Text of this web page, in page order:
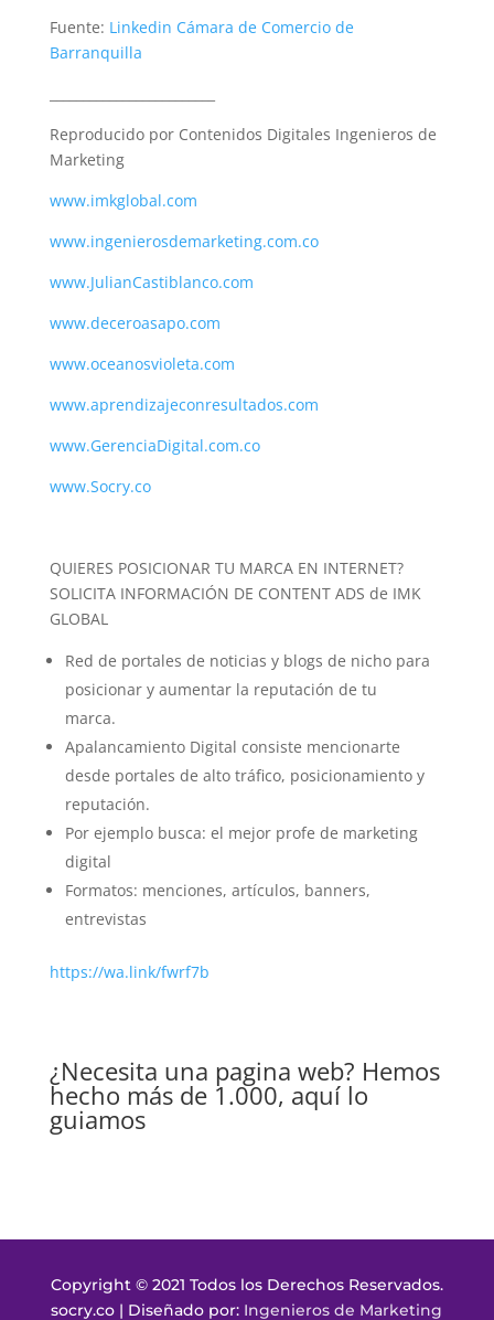
Fuente: Linkedin Cámara de Comercio de
Barranquilla
Reproducido por Contenidos Digitales Ingenieros de
Marketing
www.imkglobal.com
www.ingenierosdemarketing.com.co
www.JulianCastiblanco.com
www.deceroasapo.com
www.oceanosvioleta.com
www.aprendizajeconresultados.com
www.GerenciaDigital.com.co
www.Socry.co
QUIERES POSICIONAR TU MARCA EN INTERNET?
SOLICITA INFORMACIÓN DE CONTENT ADS de IMK
GLOBAL
Red de portales de noticias y blogs de nicho para
posicionar y aumentar la reputación de tu
marca.
Apalancamiento Digital consiste mencionarte
desde portales de alto tráfico, posicionamiento y
reputación.
Por ejemplo busca: el mejor profe de marketing
digital
Formatos: menciones, artículos, banners,
entrevistas
https://wa.link/fwrf7b
¿Necesita una pagina web? Hemos
hecho más de 1.000, aquí lo
guiamos
Copyright © 2021 Todos los Derechos Reservados.
socry.co | Diseñado por: Ingenieros de Marketing